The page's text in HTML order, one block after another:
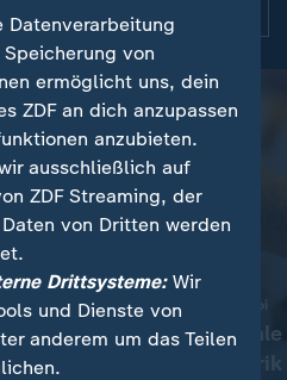
Zoll-Fund in Charleroi
Belgien: Illegale
von
ermöglicht uns, dein
ZDF an dich anzupassen
anzubieten.
ausschließlich auf
ZDF Streaming, der
von Dritten werden
Drittsysteme:Wir
und Dienste von
anderem um das Teilen